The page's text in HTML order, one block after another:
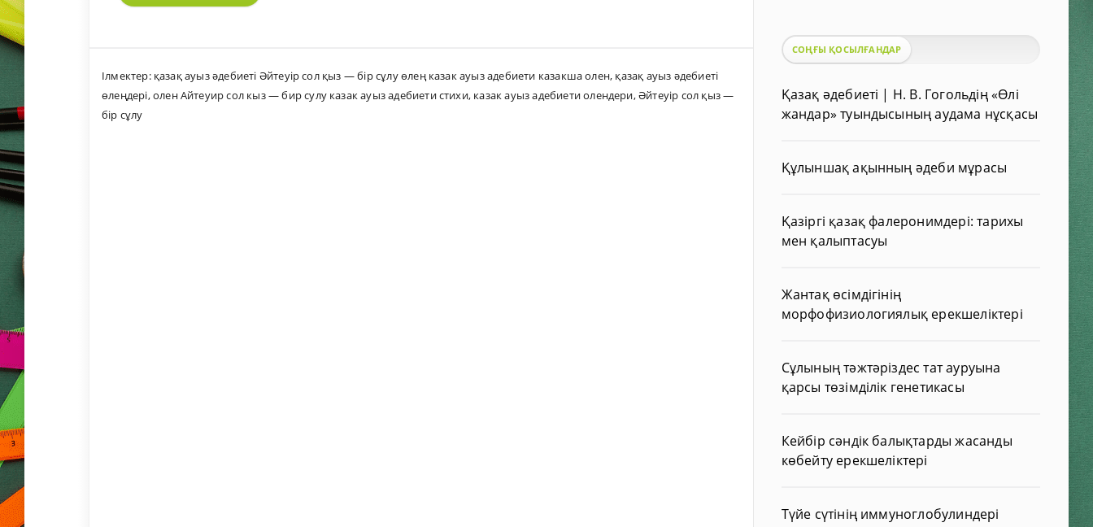
Ілмектер: қазақ ауыз әдебиеті Әйтеуір сол қыз — бір сұлу өлең казак ауыз адебиети казакша олен, қазақ ауыз әдебиеті
өлеңдері,олен Айтеуир сол кыз — бир сулу казак ауыз адебиети стихи, казак ауыз адебиети олендери,Әйтеуір сол қыз —
бір сұлу
СОҢҒЫ ҚОСЫЛҒАНДАР
Қазақ әдебиеті | Н. В. Гогольдің «Өлі
жандар» туындысының аудама нұсқасы
Құлыншақ ақынның әдеби мұрасы
Қазіргі қазақ фалеронимдері: тарихы
мен қалыптасуы
Жантақ өсімдігінің
морфофизиологиялық ерекшеліктері
Сұлының тәжтәріздес тат ауруына
қарсы төзімділік генетикасы
Кейбір сәндік балықтарды жасанды
көбейту ерекшеліктері
Түйе сүтінің иммуноглобулиндері